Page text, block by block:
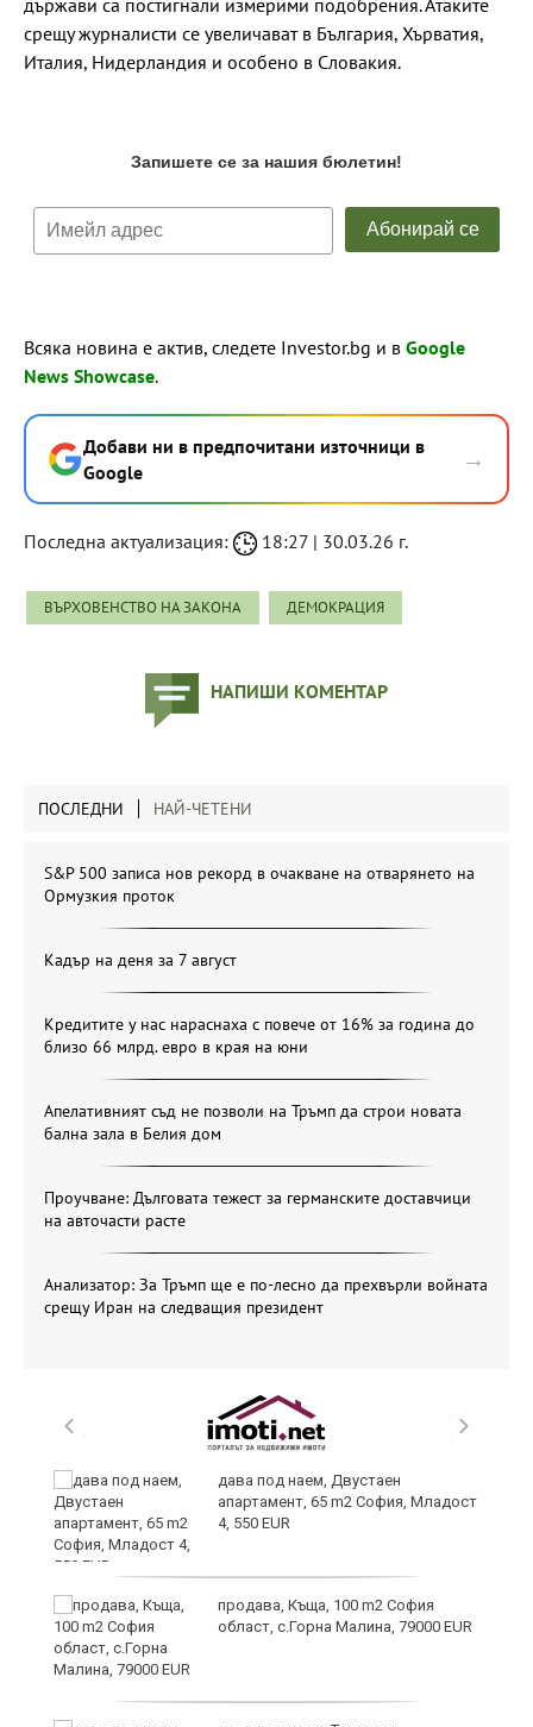
срещу журналисти се увеличават в България, Хърватия,
Италия, Нидерландия и особено в Словакия.
Всяка новина е актив, следете Investor.bg и в Google
News Showcase.
Добави ни в предпочитани източници в
Google
→
Последна актуализация: 18:27 | 30.03.26 г.
ВЪРХОВЕНСТВО НА ЗАКОНА ДЕМОКРАЦИЯ
НАПИШИ КОМЕНТАР
ПОСЛЕДНИ НАЙ-ЧЕТЕНИ
S&P 500 записа нов рекорд в очакване на отварянето на
Ормузкия проток
Кадър на деня за 7 август
Кредитите у нас нараснаха с повече от 16% за година до
близо 66 млрд. евро в края на юни
Апелативният съд не позволи на Тръмп да строи новата
бална зала в Белия дом
Проучване: Дълговата тежест за германските доставчици
на авточасти расте
Анализатор: За Тръмп ще е по-лесно да прехвърли войната
срещу Иран на следващия президент
дава под наем, Двустаен
апартамент, 65 m2 София, Младост
4, 550 EUR
продава, Къща, 100 m2 София
област, с.Горна Малина, 79000 EUR